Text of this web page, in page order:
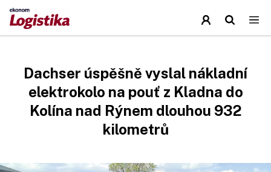
Dachser úspěšně vyslal nákladní
elektrokolo na pouť z Kladna do
Kolína nad Rýnem dlouhou 932
kilometrů